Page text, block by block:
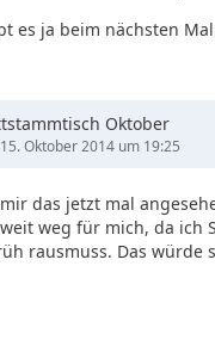
es ja beim nächsten
Oktober
15. Oktober 2014 um 19:25
das jetzt mal
weg für mich, da ich
rausmuss. Das würde